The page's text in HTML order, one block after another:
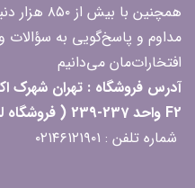
همچنین با
مداوم و پاسخ‌گویی به سؤالات
افتخارات‌مان می‌دانیم
آدرس فروشگاه : تهران شهرک
F2 واحد 237-239 ( فروشگاه لیو هپی)
شماره تلفن : ۰۲۱۴۶۱۲۱۹۰۱